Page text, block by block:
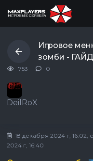
Игровое
зомби - ГАЙД
753 0
DeilRoX
18 декабря 2024 г, 16:02,
2024 г, 16:40